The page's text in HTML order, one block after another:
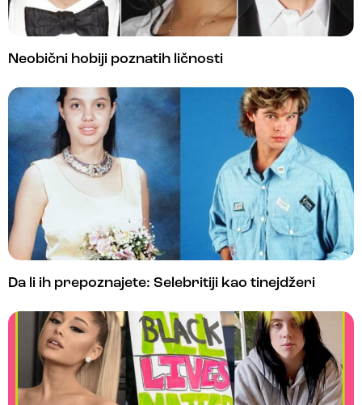
Neobični hobiji poznatih ličnosti
Da li ih prepoznajete: Selebritiji kao tinejdžeri